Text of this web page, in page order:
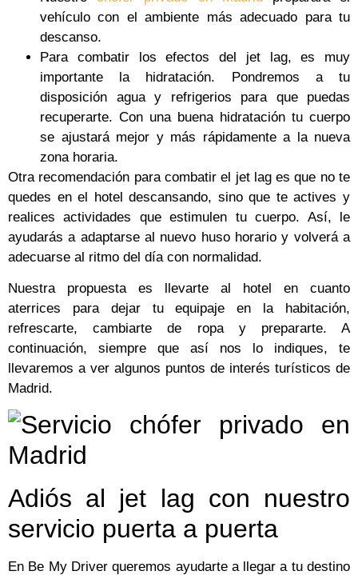
vehículo con el ambiente más adecuado para tu
descanso.
Para combatir los efectos del jet lag, es muy
importante la hidratación. Pondremos a tu
disposición agua y refrigerios para que puedas
recuperarte. Con una buena hidratación tu cuerpo
se ajustará mejor y más rápidamente a la nueva
zona horaria.
Otra recomendación para combatir el jet lag es que no te
quedes en el hotel descansando, sino que te actives y
realices actividades que estimulen tu cuerpo. Así, le
ayudarás a adaptarse al nuevo huso horario y volverá a
adecuarse al ritmo del día con normalidad.
Nuestra propuesta es llevarte al hotel en cuanto
aterrices para dejar tu equipaje en la habitación,
refrescarte, cambiarte de ropa y prepararte. A
continuación, siempre que así nos lo indiques, te
llevaremos a ver algunos puntos de interés turísticos de
Madrid.
Adiós al jet lag con nuestro
servicio puerta a puerta
En Be My Driver queremos ayudarte a llegar a tu destino